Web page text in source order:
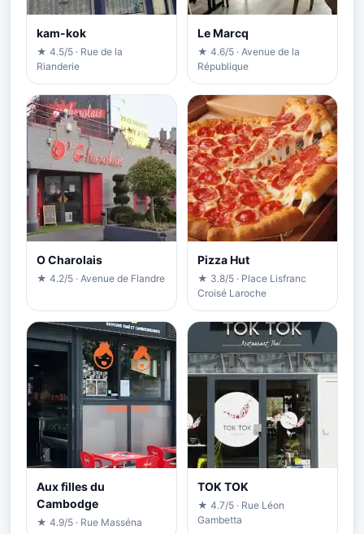
kam-kok
★ 4.5/5 · Rue de la
Rianderie
Le Marcq
★ 4.6/5 · Avenue de la
République
O Charolais
★ 4.2/5 · Avenue de Flandre
Pizza Hut
★ 3.8/5 · Place Lisfranc
Croisé Laroche
Aux filles du
Cambodge
★ 4.9/5 · Rue Masséna
TOK TOK
★ 4.7/5 · Rue Léon
Gambetta